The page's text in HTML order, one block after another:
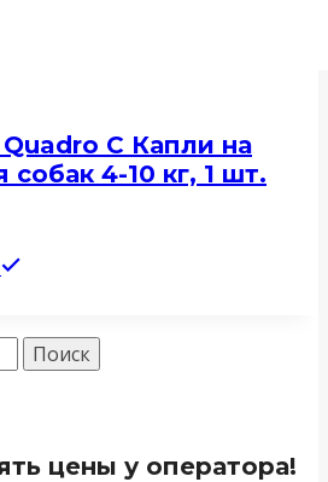
C Капли на
собак 4-10 кг, 1 шт.
цены у оператора!